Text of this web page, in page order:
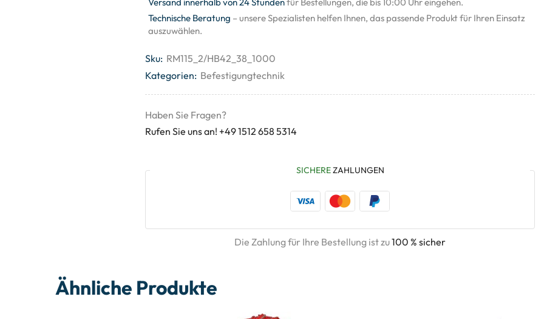
Technische Beratung – unsere Spezialisten helfen Ihnen, das passende Produkt für Ihren Einsatz
auszuwählen.
Sku: RM115_2/HB42_38_1000
Kategorien: Befestigungtechnik
Haben Sie Fragen?
Rufen Sie uns an! +49 1512 658 5314
SICHEREZAHLUNGEN
Die Zahlung für Ihre Bestellung ist zu100 % sicher
Ähnliche Produkte